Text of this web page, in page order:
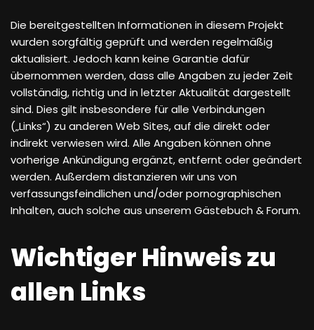
Die bereitgestellten Informationen in diesem Projekt
wurden sorgfältig geprüft und werden regelmäßig
aktualisiert. Jedoch kann keine Garantie dafür
übernommen werden, dass alle Angaben zu jeder Zeit
vollständig, richtig und in letzter Aktualität dargestellt
sind. Dies gilt insbesondere für alle Verbindungen
(„Links“) zu anderen Web Sites, auf die direkt oder
indirekt verwiesen wird. Alle Angaben können ohne
vorherige Ankündigung ergänzt, entfernt oder geändert
werden. Außerdem distanzieren wir uns von
verfassungsfeindlichen und/oder pornographischen
Inhalten, auch solche aus unserem Gästebuch & Forum.
Wichtiger Hinweis zu
allen Links